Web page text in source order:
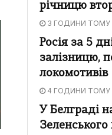
річницю
3 ГОДИНИ ТОМУ
Росія за 5
залізницю,
локомотивів
4 ГОДИНИ ТОМУ
У Белграді